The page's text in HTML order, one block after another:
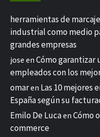
herramientas de
industrial como medio
grandes empresas
jose en Cómo garantizar
empleados con los
omaren Las 10 mejores
España según su
Emilo De Lucaen Cómo
commerce